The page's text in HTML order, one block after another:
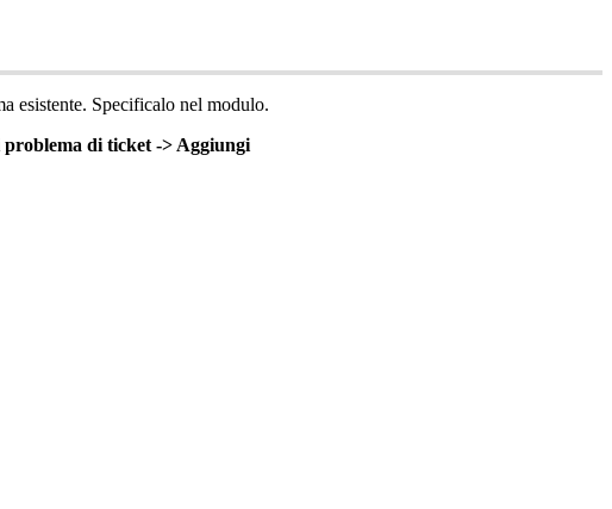
esistente. Specificalo nel modulo.
problema di ticket -> Aggiungi